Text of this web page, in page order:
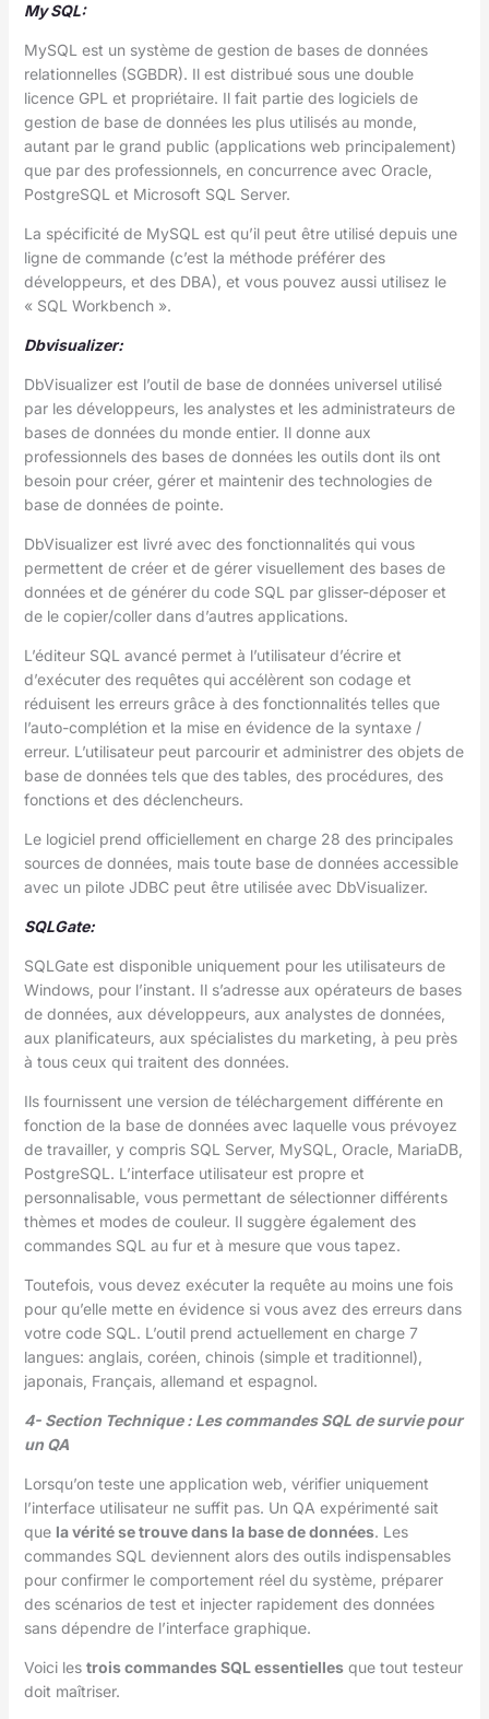
My SQL:
MySQL est un système de gestion de bases de données
relationnelles (SGBDR). Il est distribué sous une double
licence GPL et propriétaire. Il fait partie des logiciels de
gestion de base de données les plus utilisés au monde,
autant par le grand public (applications web principalement)
que par des professionnels, en concurrence avec Oracle,
PostgreSQL et Microsoft SQL Server.
La spécificité de MySQL est qu’il peut être utilisé depuis une
ligne de commande (c’est la méthode préférer des
développeurs, et des DBA), et vous pouvez aussi utilisez le
« SQL Workbench ».
Dbvisualizer:
DbVisualizer est l’outil de base de données universel utilisé
par les développeurs, les analystes et les administrateurs de
bases de données du monde entier. Il donne aux
professionnels des bases de données les outils dont ils ont
besoin pour créer, gérer et maintenir des technologies de
base de données de pointe.
DbVisualizer est livré avec des fonctionnalités qui vous
permettent de créer et de gérer visuellement des bases de
données et de générer du code SQL par glisser-déposer et
de le copier/coller dans d’autres applications.
L’éditeur SQL avancé permet à l’utilisateur d’écrire et
d’exécuter des requêtes qui accélèrent son codage et
réduisent les erreurs grâce à des fonctionnalités telles que
l’auto-complétion et la mise en évidence de la syntaxe /
erreur. L’utilisateur peut parcourir et administrer des objets de
base de données tels que des tables, des procédures, des
fonctions et des déclencheurs.
Le logiciel prend officiellement en charge 28 des principales
sources de données, mais toute base de données accessible
avec un pilote JDBC peut être utilisée avec DbVisualizer.
SQLGate:
SQLGate est disponible uniquement pour les utilisateurs de
Windows, pour l’instant. Il s’adresse aux opérateurs de bases
de données, aux développeurs, aux analystes de données,
aux planificateurs, aux spécialistes du marketing, à peu près
à tous ceux qui traitent des données.
Ils fournissent une version de téléchargement différente en
fonction de la base de données avec laquelle vous prévoyez
de travailler, y compris SQL Server, MySQL, Oracle, MariaDB,
PostgreSQL. L’interface utilisateur est propre et
personnalisable, vous permettant de sélectionner différents
thèmes et modes de couleur. Il suggère également des
commandes SQL au fur et à mesure que vous tapez.
Toutefois, vous devez exécuter la requête au moins une fois
pour qu’elle mette en évidence si vous avez des erreurs dans
votre code SQL. L’outil prend actuellement en charge 7
langues: anglais, coréen, chinois (simple et traditionnel),
japonais, Français, allemand et espagnol.
4- Section Technique : Les commandes SQL de survie pour
un QA
Lorsqu’on teste une application web, vérifier uniquement
l’interface utilisateur ne suffit pas. Un QA expérimenté sait
que la vérité se trouve dans la base de données. Les
commandes SQL deviennent alors des outils indispensables
pour confirmer le comportement réel du système, préparer
des scénarios de test et injecter rapidement des données
sans dépendre de l’interface graphique.
Voici les trois commandes SQL essentiellesque tout testeur
doit maîtriser.